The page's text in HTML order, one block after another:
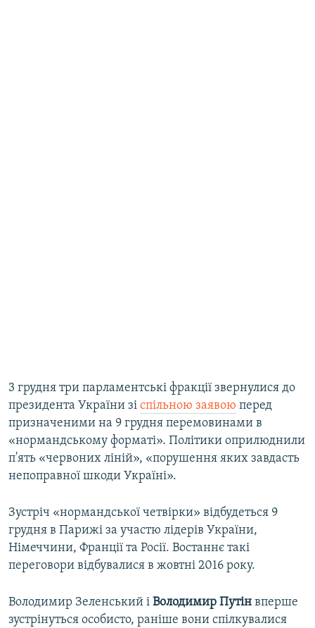
3 грудня три парламентські фракції звернулися до
президента України зі спільною заявою перед
призначеними на 9 грудня перемовинами в
«нормандському форматі». Політики оприлюднили
п'ять «червоних ліній», «порушення яких завдасть
непоправної шкоди Україні».
Зустріч «нормандської четвірки» відбудеться 9
грудня в Парижі за участю лідерів України,
Німеччини, Франції та Росії. Востаннє такі
переговори відбувалися в жовтні 2016 року.
Володимир Зеленський і Володимир Путін вперше
зустрінуться особисто, раніше вони спілкувалися